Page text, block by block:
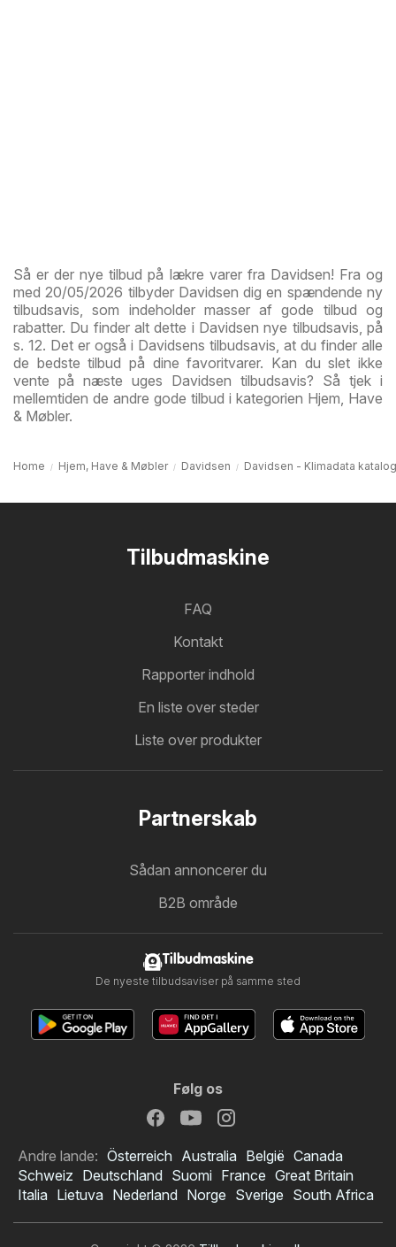
Så er der nye tilbud på lækre varer fra Davidsen! Fra og
med 20/05/2026 tilbyder Davidsen dig en spændende ny
tilbudsavis, som indeholder masser af gode tilbud og
rabatter. Du finder alt dette i Davidsen nye tilbudsavis, på
s. 12. Det er også i Davidsens tilbudsavis, at du finder alle
de bedste tilbud på dine favoritvarer. Kan du slet ikke
vente på næste uges Davidsen tilbudsavis? Så tjek i
mellemtiden de andre gode tilbud i kategorien Hjem, Have
& Møbler.
Home Hjem, Have & Møbler Davidsen Davidsen - Klimadata katalog
Tilbudmaskine
FAQ
Kontakt
Rapporter indhold
En liste over steder
Liste over produkter
Partnerskab
Sådan annoncerer du
B2B område
Tilbudmaskine
De nyeste tilbudsaviser på samme sted
Følg os
Andre lande: Österreich Australia België Canada
Schweiz Deutschland Suomi France Great Britain
Italia Lietuva Nederland Norge Sverige South Africa